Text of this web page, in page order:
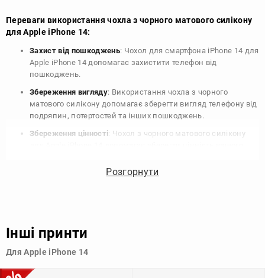
Переваги використання чохла з чорного матового силікону
для Apple iPhone 14:
Захист від пошкоджень: Чохол для смартфона iPhone 14 для
Apple iPhone 14 допомагає захистити телефон від
пошкоджень.
Збереження вигляду: Використання чохла з чорного
матового силікону допомагає зберегти вигляд телефону від
подряпин, потертостей та інших пошкоджень.
Збереження цінності: Чохол з чорного матового силікону
продати свій пристрій в майбутньому.
Узагалі, чохол для телефону - це дуже корисний аксесуар, який
допомагає захистити ваш пристрій, зберегти його цінність і
Розгорнути
Інші принти
Для Apple iPhone 14